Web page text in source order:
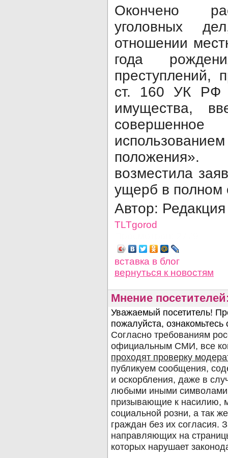
Окончено
уголовных
отношении
года
преступлений,
ст. 160 УК РФ
имущества,
возместила
ущерб в полном
Автор:
TLTgorod
вставка в блог
вернуться к новостям
Мнение